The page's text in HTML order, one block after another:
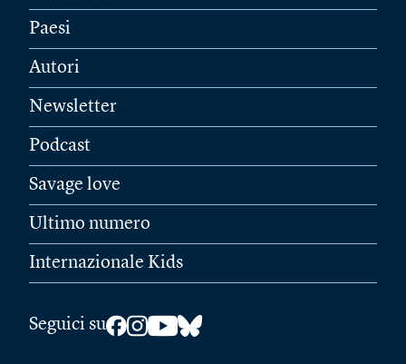
Paesi
Autori
Newsletter
Podcast
Savage love
Ultimo numero
Internazionale Kids
Seguici su